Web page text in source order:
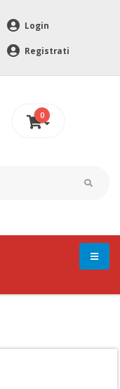
Login
Registrati
0